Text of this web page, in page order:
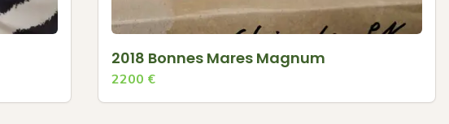
2018 Bonnes Mares Magnum
2200 €